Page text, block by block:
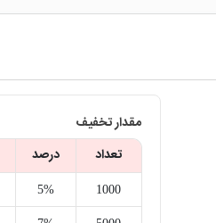
مقدار تخفیف
تعداد
درصد
1000
5%